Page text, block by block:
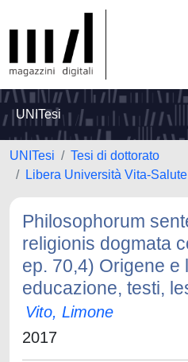
UNITesi
UNITesi
Tesi di dottorato
Libera Università Vita-
Philosophorum
religionis dogmata
ep. 70,4) Origene e
educazione, testi,
Vito, Limone
2017